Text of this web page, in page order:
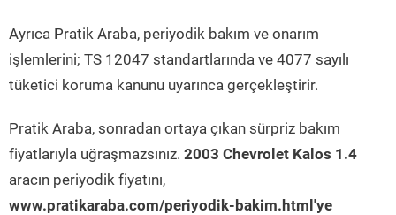
Ayrıca Pratik Araba, periyodik bakım ve onarım
işlemlerini; TS 12047 standartlarında ve 4077 sayılı
tüketici koruma kanunu uyarınca gerçekleştirir.
Pratik Araba, sonradan ortaya çıkan sürpriz bakım
fiyatlarıyla uğraşmazsınız. 2003 Chevrolet Kalos 1.4
aracın periyodik fiyatını,
www.pratikaraba.com/periyodik-bakim.html'ye